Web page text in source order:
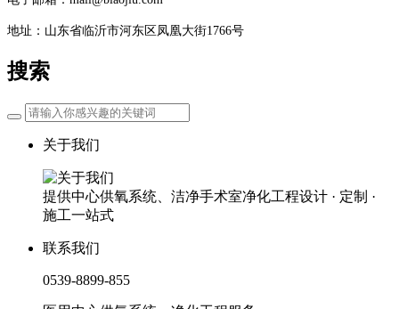
地址：山东省临沂市河东区凤凰大街1766号
搜索
关于我们
提供中心供氧系统、洁净手术室净化工程设计 · 定制 ·
施工一站式
联系我们
0539-8899-855